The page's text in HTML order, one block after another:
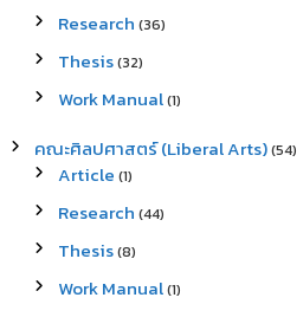
Research (36)
Thesis(32)
Work Manual(1)
คณะศิลปศาสตร์ (Liberal Arts)(54)
Article (1)
Research (44)
Thesis(8)
Work Manual(1)